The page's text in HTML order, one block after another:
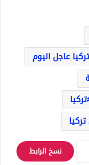
عاجل اليوم
تركيا
نسخ الرابط